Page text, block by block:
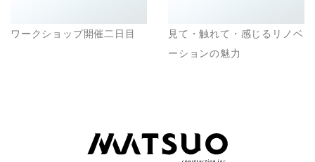
ワークショップ開催二日目
見て・触れて・感じるリノベ
ーションの魅力